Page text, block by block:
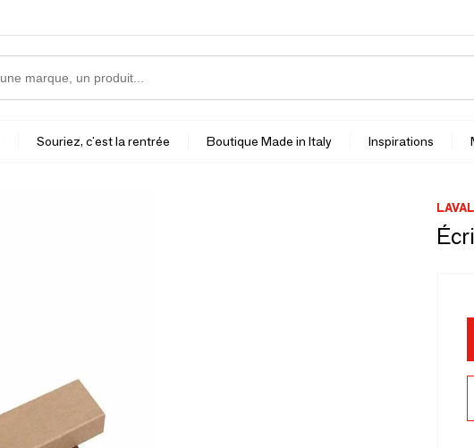
Souriez, c'est la rentrée Boutique Made in Italy Inspirations